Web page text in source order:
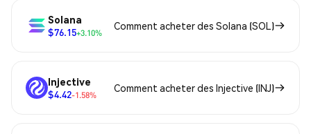
Solana
$76.15+3.10%
Comment acheter des Solana (SOL)
Injective
$4.42-1.58%
Comment acheter des Injective (INJ)